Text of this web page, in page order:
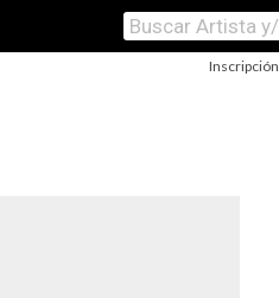
Inscripción